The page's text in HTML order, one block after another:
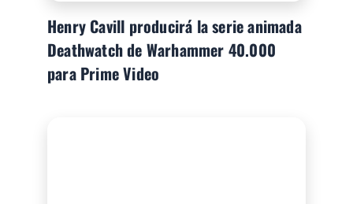
Henry Cavill producirá la serie animada
Deathwatch de Warhammer 40.000
para Prime Video